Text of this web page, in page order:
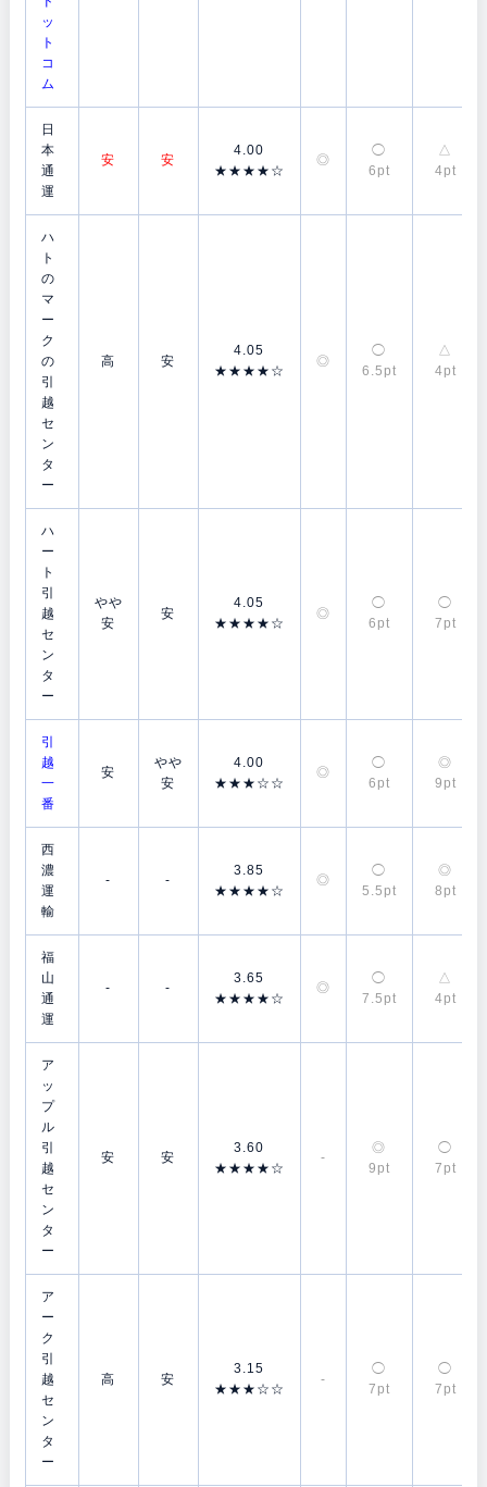
ッ
ト
コ
ム
日
本
通
運
安 安
4.00
★★★★☆
◎
◯
6pt
△
4pt
ハ
ト
の
マ
ー
ク
の
引
越
セ
ン
タ
ー
高 安
4.05
★★★★☆
◎
◯
6.5pt
△
4pt
ハ
ー
ト
引
越
セ
ン
タ
ー
やや
安
安
4.05
★★★★☆
◎
◯
6pt
◯
7pt
引
越
一
番
安
やや
安
4.00
★★★☆☆
◎
◯
6pt
◎
9pt
西
濃
運
輸
- -
3.85
★★★★☆
◎
◯
5.5pt
◎
8pt
福
山
通
運
- -
3.65
★★★★☆
◎
◯
7.5pt
△
4pt
ア
ッ
プ
ル
引
越
セ
ン
タ
ー
安 安
3.60
★★★★☆
-
◎
9pt
◯
7pt
ア
ー
ク
引
越
セ
ン
タ
ー
高 安
3.15
★★★☆☆
-
◯
7pt
◯
7pt